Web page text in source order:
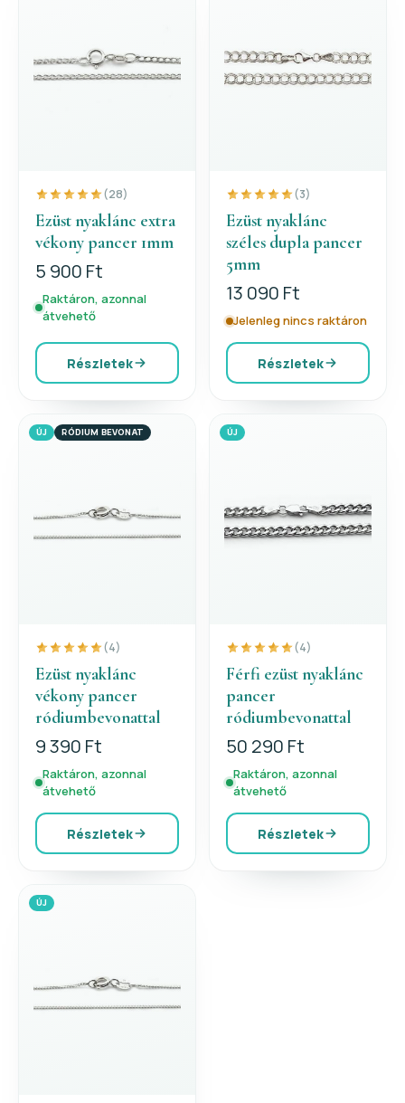
(28)
Ezüst nyaklánc extra
vékony pancer 1mm
5 900 Ft
Raktáron, azonnal
átvehető
Részletek
(3)
Ezüst nyaklánc
széles dupla pancer
5mm
13 090 Ft
Jelenleg nincs raktáron
Részletek
ÚJ RÓDIUM BEVONAT
(4)
Ezüst nyaklánc
vékony pancer
ródiumbevonattal
9 390 Ft
Raktáron, azonnal
átvehető
Részletek
ÚJ
(4)
Férfi ezüst nyaklánc
pancer
ródiumbevonattal
50 290 Ft
Raktáron, azonnal
átvehető
Részletek
ÚJ